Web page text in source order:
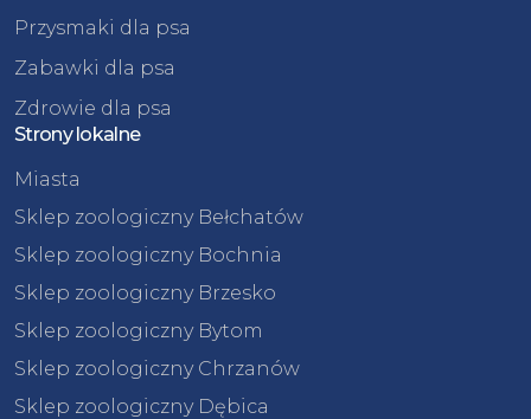
Przysmaki dla psa
Zabawki dla psa
Zdrowie dla psa
Strony lokalne
Miasta
Sklep zoologiczny Bełchatów
Sklep zoologiczny Bochnia
Sklep zoologiczny Brzesko
Sklep zoologiczny Bytom
Sklep zoologiczny Chrzanów
Sklep zoologiczny Dębica